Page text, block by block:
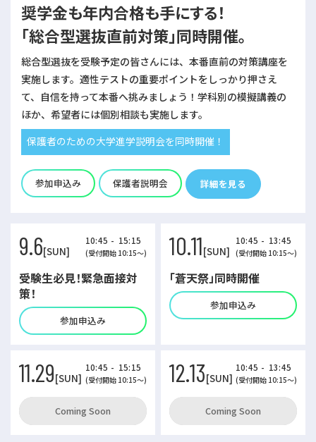
奨学金も年内合格も手にする！
「総合型選抜直前対策」同時開催。
総合型選抜を受験予定の皆さんには、本番直前の対策講座を
実施します。適性テストの重要ポイントをしっかり押さえ
て、自信を持って本番へ挑みましょう！学科別の模擬講義の
ほか、希望者には個別相談も実施します。
保護者のための大学進学説明会を同時開催！
参加申込み 保護者説明会 詳細を見る
9.6[SUN]
10:45 - 15:15
(受付開始 10:15～)
受験生必見！緊急面接対
策！
参加申込み
10.11[SUN]
10:45 - 13:45
(受付開始 10:15～)
「蒼天祭」同時開催
参加申込み
11.29[SUN]
10:45 - 15:15
(受付開始 10:15～)
Coming Soon
12.13[SUN]
10:45 - 13:45
(受付開始 10:15～)
Coming Soon